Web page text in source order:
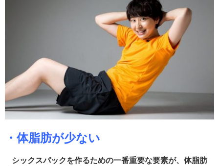
・体脂肪が少ない
シックスパックを作るための一番重要な要素が、体脂肪